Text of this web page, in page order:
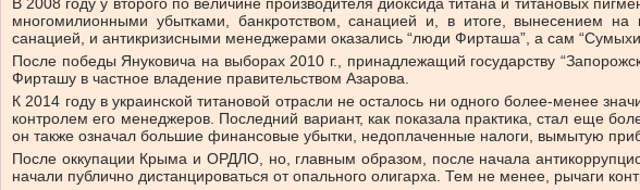
многомилионными убытками, банкротством, санацией и, в итоге, вынесением
санацией, и антикризисными менеджерами оказались “люди Фирташа”, а сам
После победы Януковича на выборах 2010 г., принадлежащий государству
Фирташу в частное владение правительством Азарова.
К 2014 году в украинской титановой отрасли не осталось ни одного более-менее
контролем его менеджеров. Последний вариант, как показала практика, стал еще
он также означал большие финансовые убытки, недоплаченные налоги, вымытую
После оккупации Крыма и ОРДЛО, но, главным образом, после начала
начали публично дистанцироваться от опального олигарха. Тем не менее, рычаги